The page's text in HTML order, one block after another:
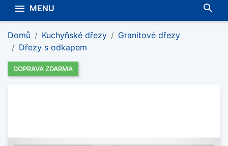
 MENU search
Domů Kuchyňské dřezy
Granitové dřezy
Dřezy s odkapem
DOPRAVA ZDARMA